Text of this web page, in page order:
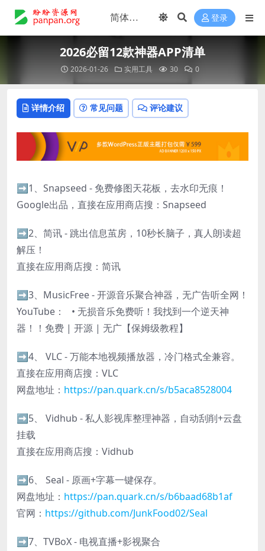
登录
2026必留12款神器APP清单
2026-01-26 实用工具 30 0
详情介绍 常见问题 评论建议
➡️1、Snapseed - 免费修图天花板，去水印无痕！
Google出品，直接在应用商店搜：Snapseed
➡️2、简讯 - 跳出信息茧房，10秒长脑子，真人朗读超
解压！
直接在应用商店搜：简讯
➡️3、MusicFree - 开源音乐聚合神器，无广告听全网！
YouTube： • 无损音乐免费听！我找到一个逆天神
器！！免费 | 开源 | 无广【保姆级教程】
➡️4、 VLC - 万能本地视频播放器，冷门格式全兼容。
直接在应用商店搜：VLC
网盘地址： https://pan.quark.cn/s/b5aca8528004
➡️5、 Vidhub - 私人影视库整理神器，自动刮削+云盘
挂载
直接在应用商店搜：Vidhub
➡️6、 Seal - 原画+字幕一键保存。
网盘地址： https://pan.quark.cn/s/b6baad68b1af
官网： https://github.com/JunkFood02/Seal
➡️7、TVBoX - 电视直播+影视聚合